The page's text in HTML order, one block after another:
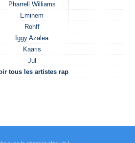
Pharrell Williams
Eminem
Rohff
Iggy Azalea
Kaaris
Jul
tous les artistes rap